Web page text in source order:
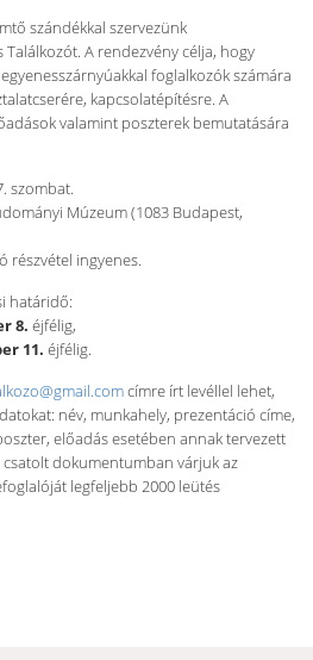
szándékkal szervezünk
A rendezvény célja, hogy
foglalkozók számára
kapcsolatépítésre. A
valamint poszterek bemutatására
szombat.
Múzeum (1083 Budapest,
részvétel ingyenes.
határidő:
8. éjfélig,
11. éjfélig.
címre írt levéllel lehet,
név, munkahely, prezentáció címe,
előadás esetében annak tervezett
dokumentumban várjuk az
legfeljebb 2000 leütés